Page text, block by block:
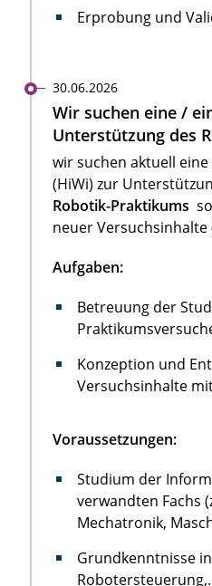
Erprobung und
30.06.2026
Wir suchen eine /
Unterstützung des
wir suchen aktuell
(HiWi) zur
Robotik-Praktikums
neuer
Aufgaben:
Betreuung der
Konzeption und
Versuchsinhalte
Voraussetzungen:
Studium der
verwandten Fachs
Mechatronik,
Grundkenntnisse